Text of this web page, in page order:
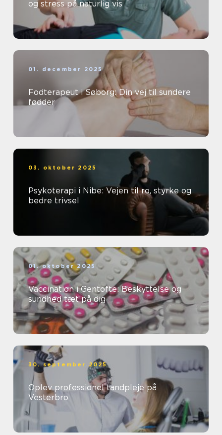
og stress på naturlig vis
01. december 2025
Fodterapeut i Søborg: Din vej til sundere
fødder
03. oktober 2025
Psykoterapi i Nibe: Vejen til ro, styrke og
bedre trivsel
01. oktober 2025
Vaccination i Gentofte: Beskyttelse og
sundhed tæt på dig
30. september 2025
Oplev professionel tandpleje på
Vesterbro